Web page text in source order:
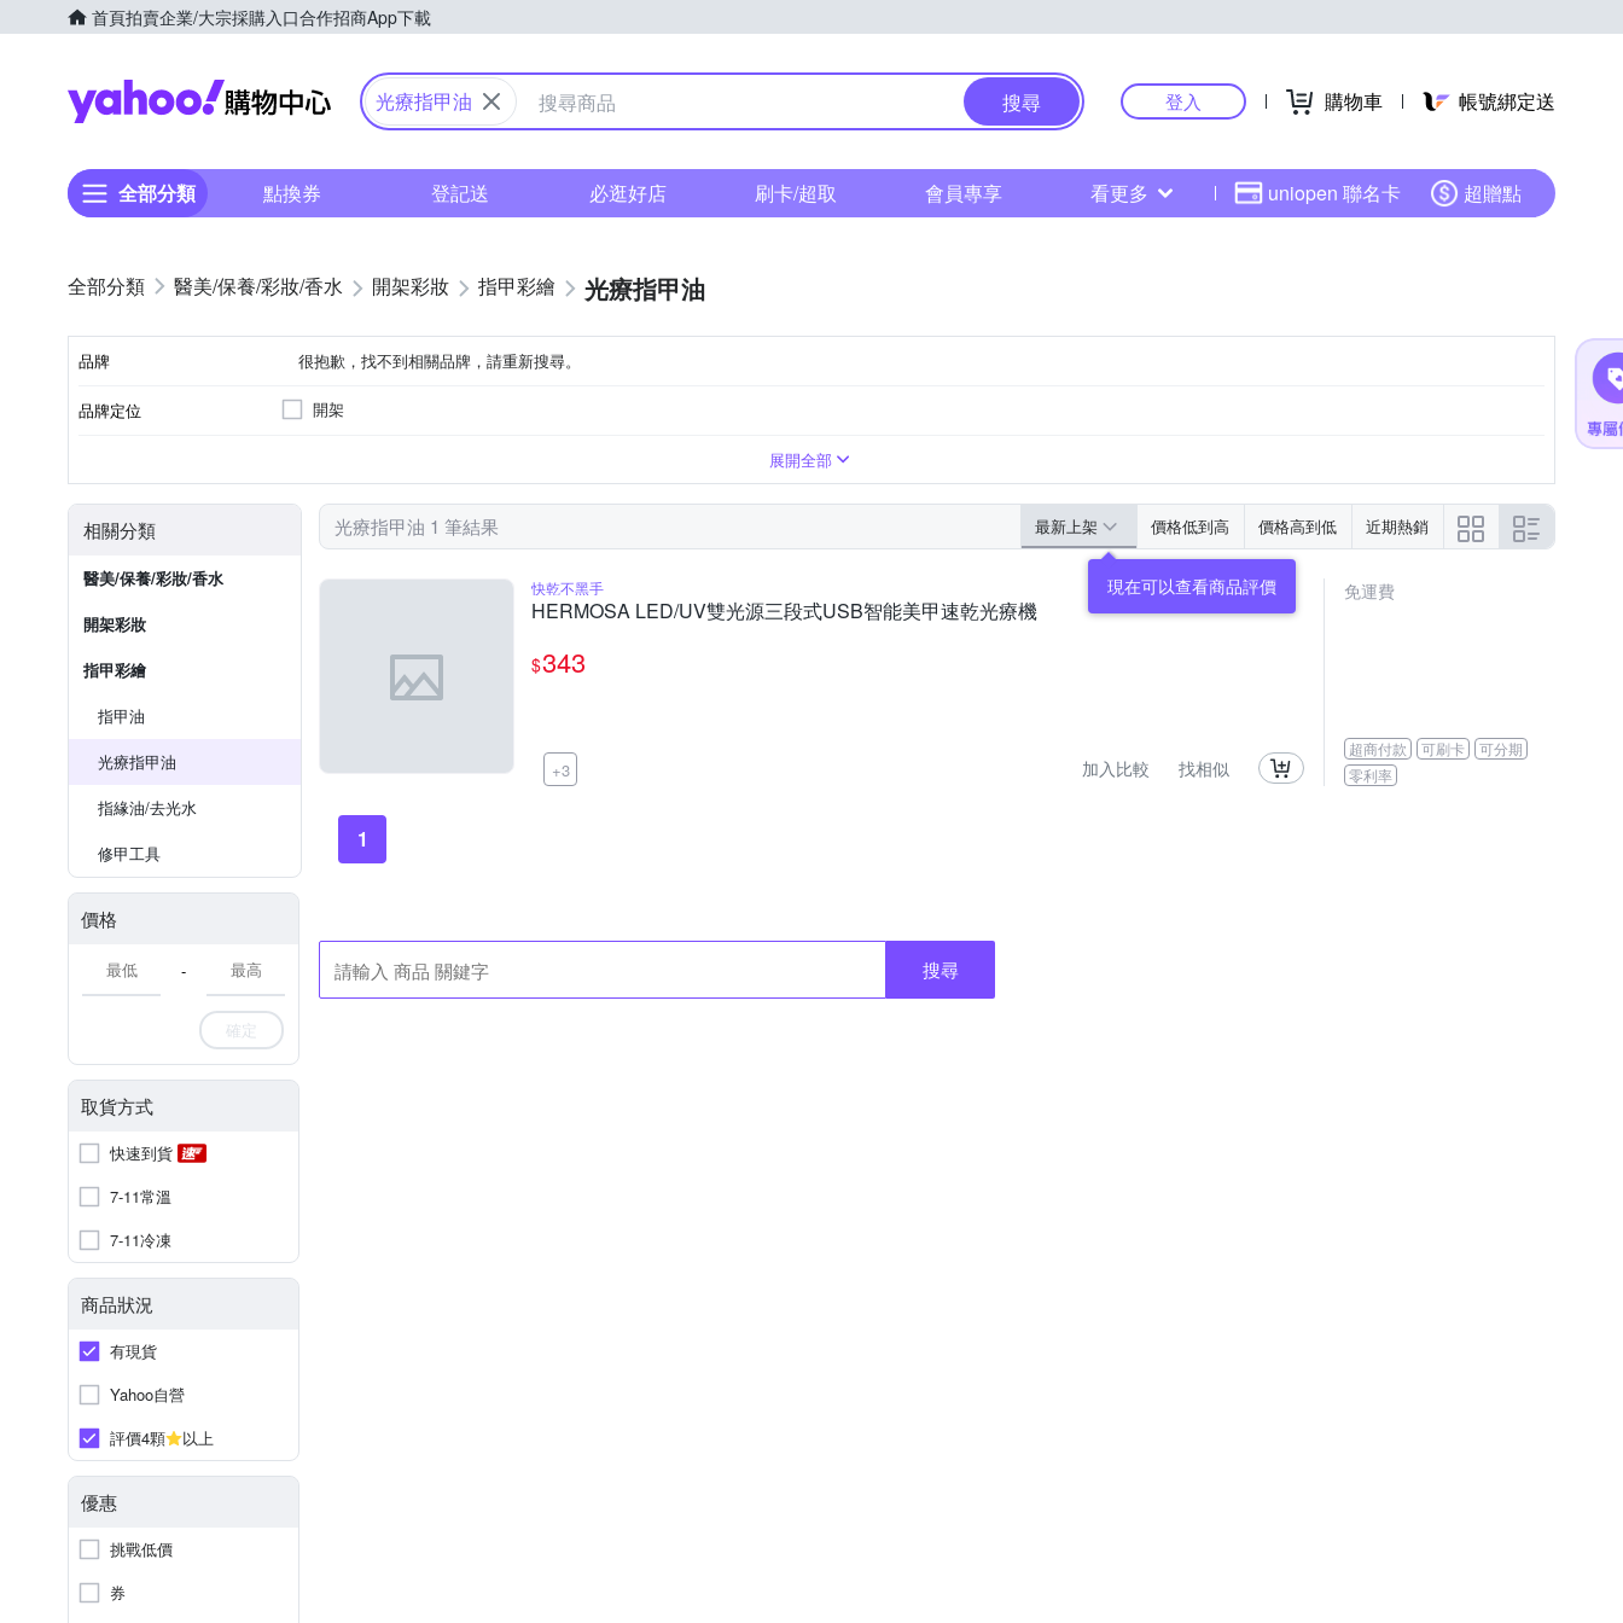
首頁拍賣企業/大宗採購入口合作招商App下載
Yahoo購物中心
光療指甲油 搜尋 登入 購物車 帳號綁定送
全部分類 點換券 登記送 必逛好店 刷卡/超取 會員專享 看更多 uniopen 聯名卡 超贈點
醫美/保養/彩妝/香水 開架彩妝 指甲彩繪 光療指甲油
品牌 很抱歉，找不到相關品牌，請重新搜尋。
品牌定位 開架
展開全部
相關分類
醫美/保養/彩妝/香水
開架彩妝
指甲彩繪
指甲油
光療指甲油
指緣油/去光水
修甲工具
價格
-
確定
取貨方式
快速到貨
7-11常溫
7-11冷凍
商品狀況
有現貨
Yahoo自營
評價4顆
以上
優惠
挑戰低價
券
光療指甲油 1 筆結果 最新上架 價格低到高 價格高到低 近期熱銷
現在可以查看商品評價
快乾不黑手
HERMOSA LED/UV雙光源三段式USB智能美甲速乾光療機
$343
+3 加入比較 找相似
免運費
超商付款 可刷卡
可分期
零利率
1
搜尋